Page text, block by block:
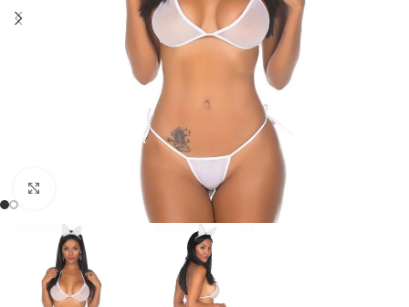
Clique para ampliar